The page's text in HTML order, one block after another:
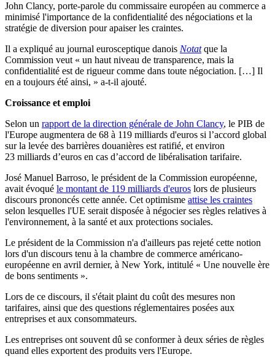
John Clancy, porte-parole du commissaire européen au commerce a
minimisé l'importance de la confidentialité des négociations et la
stratégie de diversion pour apaiser les craintes.
Il a expliqué au journal eurosceptique danois Notatque la
Commission veut « un haut niveau de transparence, mais la
confidentialité est de rigueur comme dans toute négociation. […] Il
en a toujours été ainsi, » a-t-il ajouté.
Croissance et emploi
Selon un rapport de la direction générale de John Clancy, le PIB de
l'Europe augmentera de 68 à 119 milliards d'euros si l’accord global
sur la levée des barrières douanières est ratifié, et environ
23 milliards d’euros en cas d’accord de libéralisation tarifaire.
José Manuel Barroso, le président de la Commission européenne,
avait évoqué le montant de 119 milliards d'euros lors de plusieurs
discours prononcés cette année. Cet optimisme attise les craintes
selon lesquelles l'UE serait disposée à négocier ses règles relatives à
l'environnement, à la santé et aux protections sociales.
Le président de la Commission n'a d'ailleurs pas rejeté cette notion
lors d'un discours tenu à la chambre de commerce américano-
européenne en avril dernier, à New York, intitulé « Une nouvelle ère
de bons sentiments ».
Lors de ce discours, il s'était plaint du coût des mesures non
tarifaires, ainsi que des questions réglementaires posées aux
entreprises et aux consommateurs.
Les entreprises ont souvent dû se conformer à deux séries de règles
quand elles exportent des produits vers l'Europe.